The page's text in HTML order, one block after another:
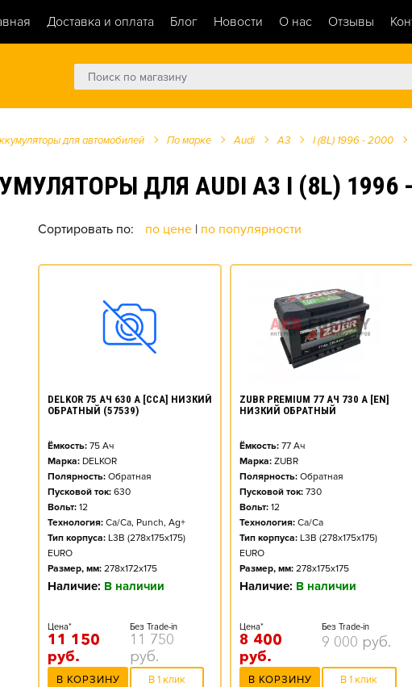
Доставка и оплата Блог Новости О нас Отзывы
для автомобилей По марке Audi A3 I (8L) 1996 - 2000
ДЛЯ AUDI A3 I (8L) 1996 -
Сортировать по: по цене | по популярности
DELKOR 75 АЧ 630 А [CCA] НИЗКИЙ
ОБРАТНЫЙ (57539)
Ёмкость: 75 Ач
Марка: DELKOR
Полярность: Обратная
Пусковой ток: 630
Вольт: 12
Технология: Ca/Ca, Punch, Ag+
Тип корпуса: L3B (278x175x175)
EURO
Размер, мм: 278x172x175
Наличие: В наличии
Цена*
11 150
руб.
Без Trade-in
11 750
руб.
В КОРЗИНУ В 1 клик
ZUBR PREMIUM 77 АЧ 730 А [EN]
НИЗКИЙ ОБРАТНЫЙ
Ёмкость: 77 Ач
Марка: ZUBR
Полярность: Обратная
Пусковой ток: 730
Вольт: 12
Технология: Ca/Ca
Тип корпуса: L3B (278x175x175)
EURO
Размер, мм: 278x175x175
Наличие: В наличии
Цена*
8 400
руб.
Без Trade-in
9 000 руб.
В КОРЗИНУ В 1 клик